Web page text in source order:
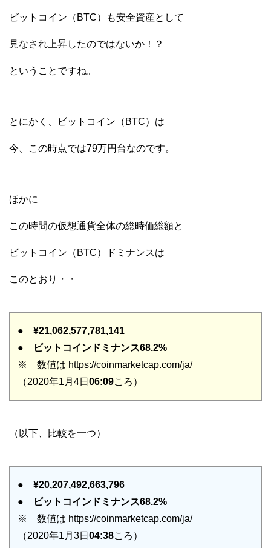
ビットコイン（BTC）も安全資産として
見なされ上昇したのではないか！？
ということですね。
とにかく、ビットコイン（BTC）は
今、この時点では79万円台なのです。
ほかに
この時間の仮想通貨全体の総時価総額と
ビットコイン（BTC）ドミナンスは
このとおり・・
● ¥21,062,577,781,141
●
ビットコインドミナンス68.2%
※ 数値は https://coinmarketcap.com/ja/
（2020年1月4日 06:09ころ）
（以下、比較を一つ）
● ¥20,207,492,663,796
●
ビットコインドミナンス68.2%
※ 数値は https://coinmarketcap.com/ja/
（2020年1月3日 04:38ころ）